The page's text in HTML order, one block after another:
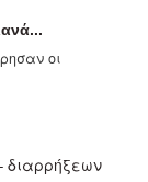
οι
διαρρήξεων